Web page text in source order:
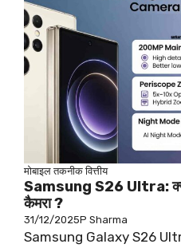
मोबाइल तकनीक वित्तीय
Samsung S26 Ultra: क्यों
कैमरा ?
31/12/2025P Sharma
Samsung Galaxy S26